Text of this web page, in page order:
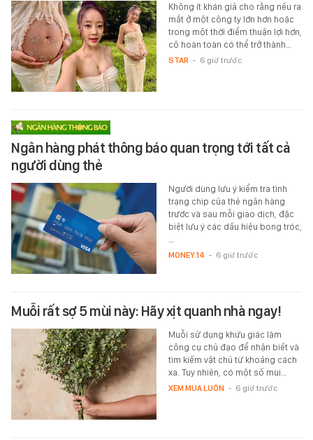
Không ít khán giả cho rằng nếu ra
mắt ở một công ty lớn hơn hoặc
trong một thời điểm thuận lợi hơn,
cô hoàn toàn có thể trở thành…
STAR - 6 giờ trước
Ngân hàng phát thông báo quan trọng tới tất cả
người dùng thẻ
Người dùng lưu ý kiểm tra tình
trạng chip của thẻ ngân hàng
trước và sau mỗi giao dịch, đặc
biệt lưu ý các dấu hiệu bong tróc,
…
MONEY.14 - 6 giờ trước
Muỗi rất sợ 5 mùi này: Hãy xịt quanh nhà ngay!
Muỗi sử dụng khứu giác làm
công cụ chủ đạo để nhận biết và
tìm kiếm vật chủ từ khoảng cách
xa. Tuy nhiên, có một số mùi…
XEM MUA LUÔN - 6 giờ trước